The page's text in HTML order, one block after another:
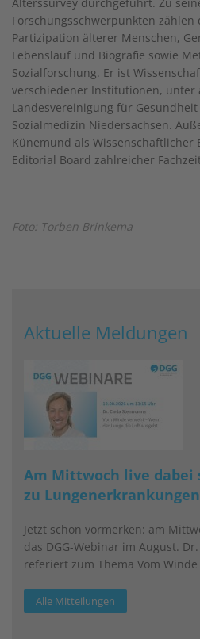
Forschungsschwerpunkten zählen
Partizipation älterer Menschen,
Lebenslauf und Biografie sowie
Sozialforschung. Er ist
verschiedener Institutionen, unter
Landesvereinigung für
Sozialmedizin Niedersachsen.
Künemund als Wissenschaftlicher
Editorial Board zahlreicher
Foto: Torben Brinkema
Aktuelle Meldungen
Am Mittwoch live dabei
zu
Jetzt schon vormerken: am
das DGG-Webinar im August.
referiert zum Thema Vom
Alle Mitteilungen